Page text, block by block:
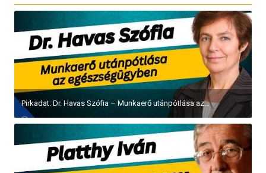
Pirkadat: Dr. Havas Szófia – Munkaerő utánpótlása az...